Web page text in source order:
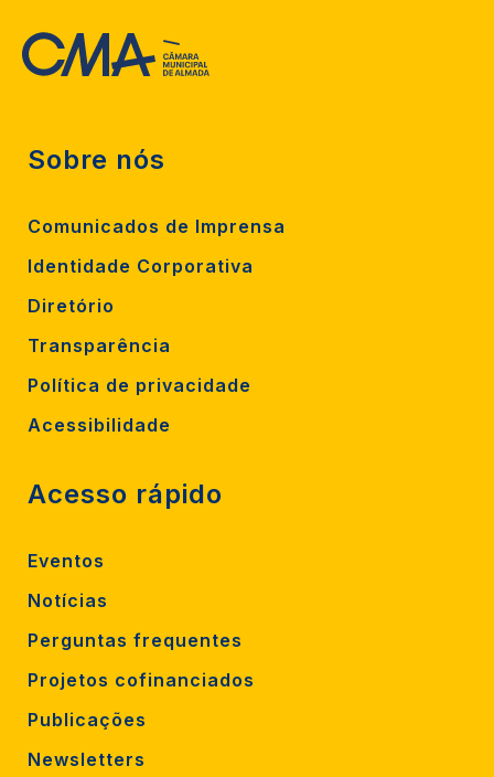
Sobre nós
Comunicados de Imprensa
Identidade Corporativa
Diretório
Transparência
Política de privacidade
Acessibilidade
Acesso rápido
Eventos
Notícias
Perguntas frequentes
Projetos cofinanciados
Publicações
Newsletters